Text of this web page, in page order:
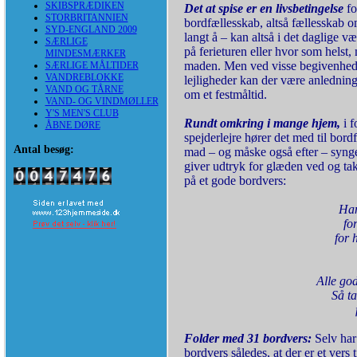
SKIBSPRÆDIKEN
STORBRITANNIEN
SYD-ENGLAND 2009
SÆRLIGE
MINDESMÆRKER
SÆRLIGE MÅLTIDER
VANDREBLOKKE
VAND OG TÅRNE
VAND- OG VINDMØLLER
Y'S MEN'S CLUB
ÅBNE DØRE
Antal besøg:
Det at spise er en livsbetingelse
bordfællesskab, altså fællesskab
langt å – kan altså i det daglige
på ferieturen eller hvor som
maden. Men ved visse
lejligheder kan der være
om et festmåltid.
Rundt omkring i mange hjem, i
spejderlejre hører det med til
mad – og måske også efter –
giver udtryk for glæden ved og
på et gode bordvers:
for
Alle
Så
Folder med 31 bordvers: Selv
bordvers således, at der er et